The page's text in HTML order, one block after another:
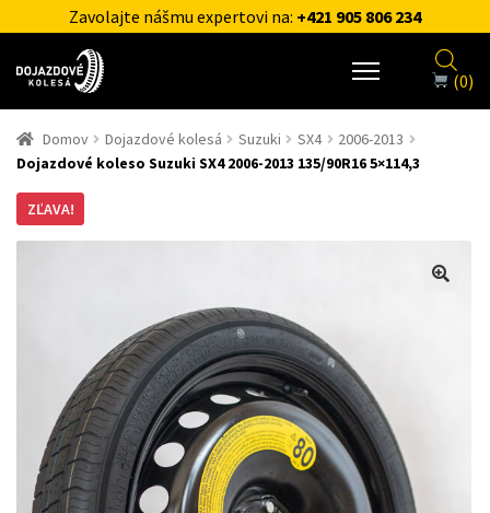
Zavolajte nášmu expertovi na: +421 905 806 234
(0)
Domov Dojazdové kolesá Suzuki SX4
2006-2013
Dojazdové koleso Suzuki SX4 2006-2013 135/90R16 5×114,3
ZĽAVA!